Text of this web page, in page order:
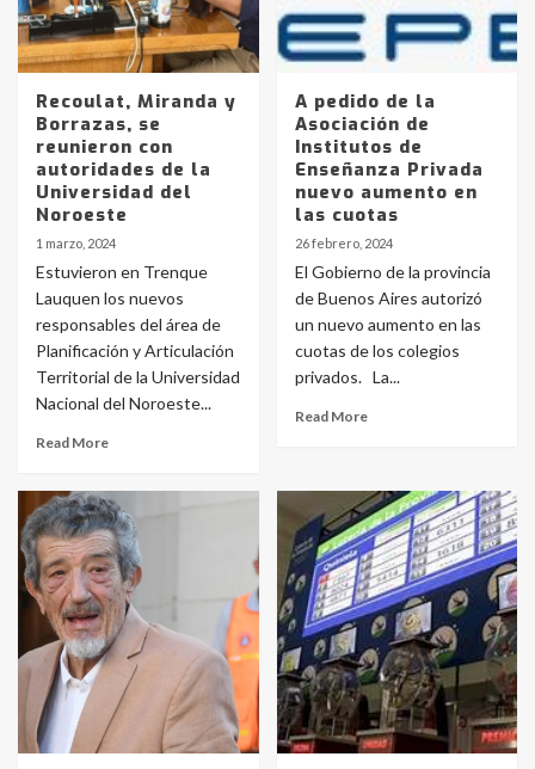
Recoulat, Miranda y
Borrazas, se
reunieron con
autoridades de la
Universidad del
Noroeste
1 marzo, 2024
Estuvieron en Trenque
Lauquen los nuevos
responsables del área de
Planificación y Articulación
Territorial de la Universidad
Nacional del Noroeste...
Read More
A pedido de la
Asociación de
Institutos de
Enseñanza Privada
nuevo aumento en
las cuotas
26 febrero, 2024
El Gobierno de la provincia
de Buenos Aires autorizó
un nuevo aumento en las
cuotas de los colegios
privados. La...
Read More